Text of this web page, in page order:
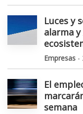
Luces y
alarma
Empresas -
El
semana